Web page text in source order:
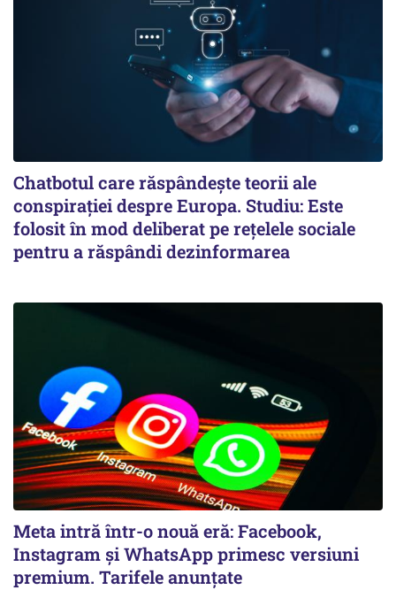
Chatbotul care răspândește teorii ale
conspirației despre Europa. Studiu: Este
folosit în mod deliberat pe rețelele sociale
pentru a răspândi dezinformarea
Meta intră într-o nouă eră: Facebook,
Instagram și WhatsApp primesc versiuni
premium. Tarifele anunțate